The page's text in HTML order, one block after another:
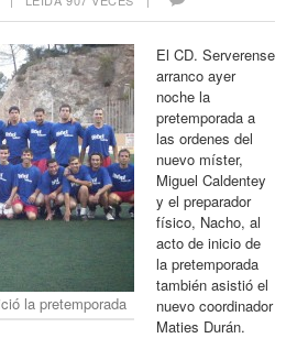
la pretemporada
El CD. Serverense
arranco ayer
noche la
pretemporada a
las ordenes del
nuevo míster,
Miguel Caldentey
y el preparador
físico, Nacho, al
acto de inicio de
la pretemporada
también asistió el
nuevo coordinador
Maties Durán.